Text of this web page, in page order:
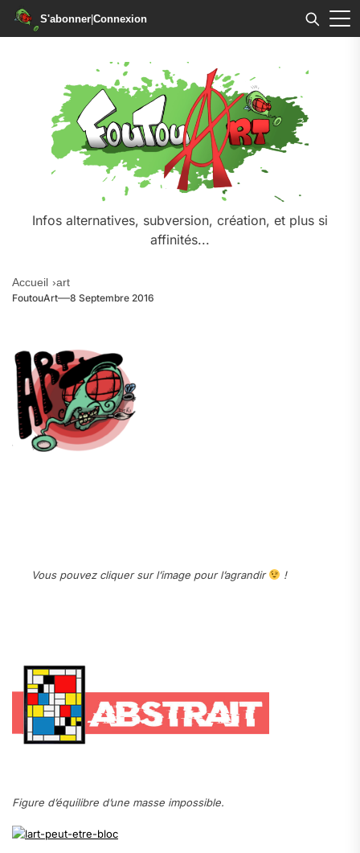
S'abonner|Connexion
Infos alternatives, subversion, création, et plus si
affinités...
Accueil art
FoutouArt 8 Septembre 2016
Vous pouvez cliquer sur l’image pour l’agrandir !
Figure d’équilibre d’une masse impossible.